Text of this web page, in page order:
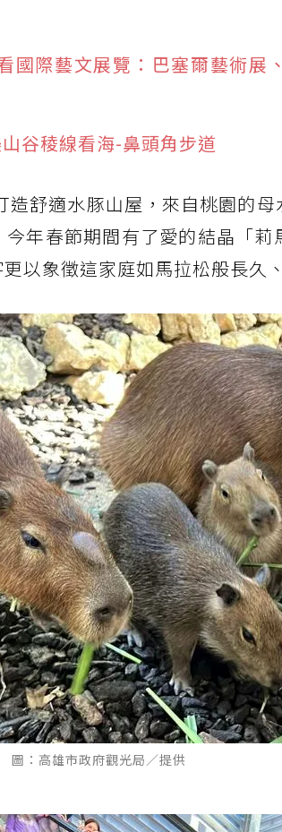
國際藝文展覽：巴塞爾藝術展
谷稜線看海-鼻頭角步道
造舒適水豚山屋，來自桃園的
年春節期間有了愛的結晶「
以象徵這家庭如馬拉松般長久
：高雄市政府觀光局／提供